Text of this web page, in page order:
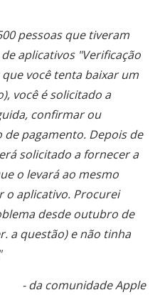
pessoas que tiveram
aplicativos "Verificação
você tenta baixar um
você é solicitado a
confirmar ou
pagamento. Depois de
solicitado a fornecer a
o levará ao mesmo
o aplicativo. Procurei
desde outubro de
a questão) e não tinha
- da comunidade Apple